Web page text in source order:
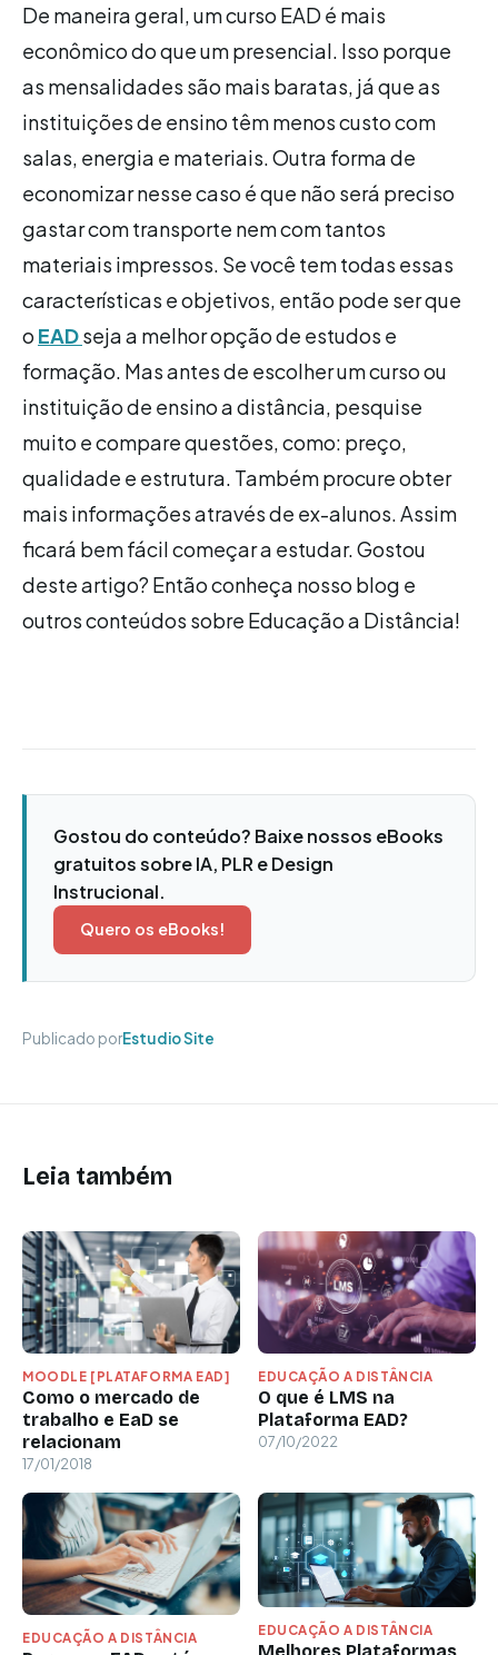
De maneira geral, um curso EAD é mais
econômico do que um presencial. Isso porque
as mensalidades são mais baratas, já que as
instituições de ensino têm menos custo com
salas, energia e materiais. Outra forma de
economizar nesse caso é que não será preciso
gastar com transporte nem com tantos
materiais impressos. Se você tem todas essas
características e objetivos, então pode ser que
o EADseja a melhor opção de estudos e
formação. Mas antes de escolher um curso ou
instituição de ensino a distância, pesquise
muito e compare questões, como: preço,
qualidade e estrutura. Também procure obter
mais informações através de ex-alunos. Assim
ficará bem fácil começar a estudar. Gostou
deste artigo? Então conheça nosso blog e
outros conteúdos sobre Educação a Distância!
Gostou do conteúdo? Baixe nossos eBooks
gratuitos sobre IA, PLR e Design
Instrucional.
Quero os eBooks!
Publicado porEstudio Site
Leia também
MOODLE [PLATAFORMA EAD]
Como o mercado de
trabalho e EaD se
relacionam
17/01/2018
EDUCAÇÃO A DISTÂNCIA
O que é LMS na
Plataforma EAD?
07/10/2022
EDUCAÇÃO A DISTÂNCIA EDUCAÇÃO A DISTÂNCIA